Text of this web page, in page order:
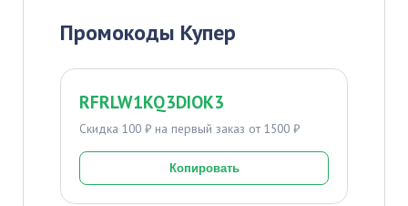
Промокоды Купер
RFRLW1KQ3DIOK3
Скидка 100 ₽ на первый заказ от 1500 ₽
Копировать